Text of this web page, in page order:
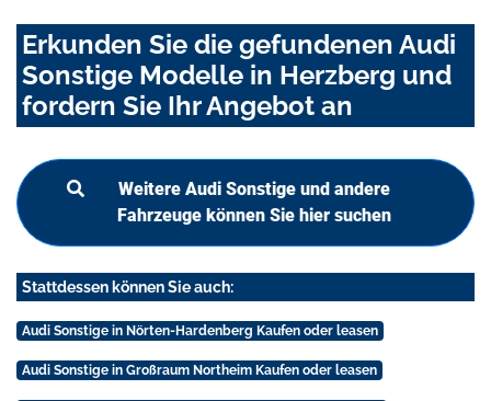
Erkunden Sie die gefundenen Audi
Sonstige Modelle in Herzberg und
fordern Sie Ihr Angebot an
Weitere Audi Sonstige und andere
Fahrzeuge können Sie hier suchen
Stattdessen können Sie auch:
Audi Sonstige in Nörten-Hardenberg Kaufen oder leasen
Audi Sonstige in Großraum Northeim Kaufen oder leasen